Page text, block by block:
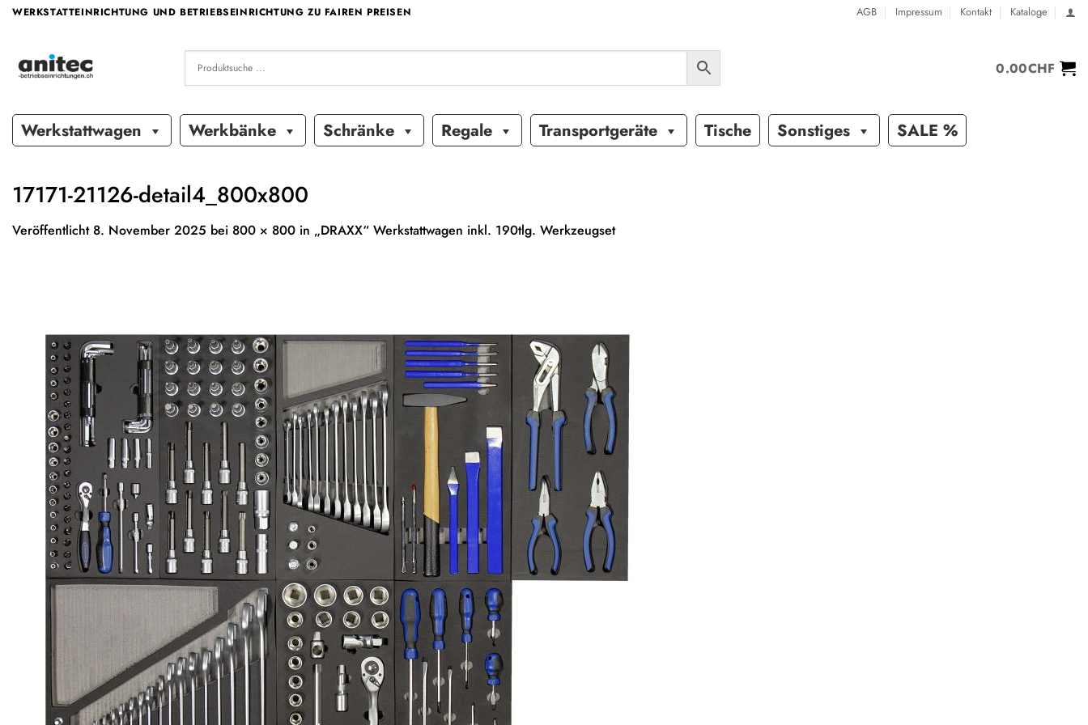
ZumWERKSTATTEINRICHTUNG UND BETRIEBSEINRICHTUNG ZU FAIREN PREISEN AGB Impressum Kontakt Kataloge
0.00CHF
Werkstattwagen Werkbänke Schränke Regale Transportgeräte Tische Sonstiges SALE %
17171-21126-detail4_800x800
Veröffentlicht 8. November 2025 bei 800 × 800 in „DRAXX“ Werkstattwagen inkl. 190tlg. Werkzeugset